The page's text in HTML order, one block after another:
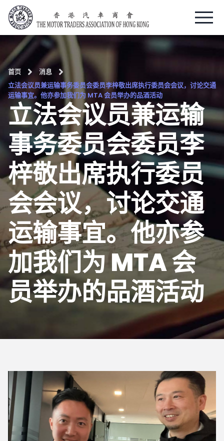
首页
消息
立法会议员兼运输事务委员会委员李梓敬出席执行委员会会议，讨论交通
运输事宜。他亦参加我们为 MTA 会员举办的品酒活动
立法会议员兼运输
事务委员会委员李
梓敬出席执行委员
会会议，讨论交通
运输事宜。他亦参
加我们为 MTA 会
员举办的品酒活动